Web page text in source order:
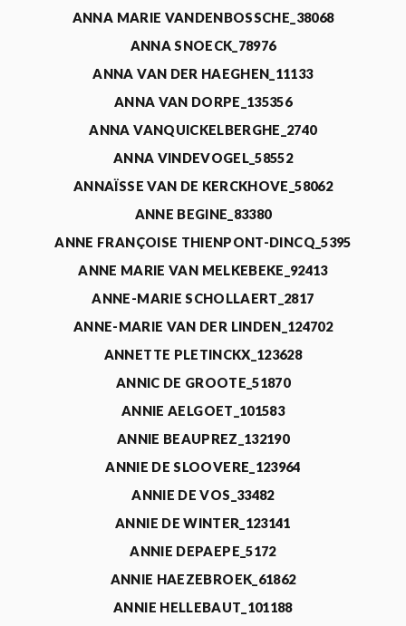
ANNA MARIE VANDENBOSSCHE_38068
ANNA SNOECK_78976
ANNA VAN DER HAEGHEN_11133
ANNA VAN DORPE_135356
ANNA VANQUICKELBERGHE_2740
ANNA VINDEVOGEL_58552
ANNAÏSSE VAN DE KERCKHOVE_58062
ANNE BEGINE_83380
ANNE FRANÇOISE THIENPONT-DINCQ_5395
ANNE MARIE VAN MELKEBEKE_92413
ANNE-MARIE SCHOLLAERT_2817
ANNE-MARIE VAN DER LINDEN_124702
ANNETTE PLETINCKX_123628
ANNIC DE GROOTE_51870
ANNIE AELGOET_101583
ANNIE BEAUPREZ_132190
ANNIE DE SLOOVERE_123964
ANNIE DE VOS_33482
ANNIE DE WINTER_123141
ANNIE DEPAEPE_5172
ANNIE HAEZEBROEK_61862
ANNIE HELLEBAUT_101188